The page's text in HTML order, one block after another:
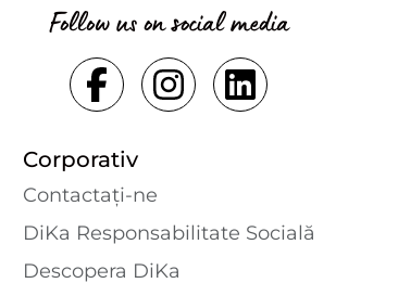
Follow us on social media
Corporativ
Contactaţi-ne
DiKa Responsabilitate Socială
Descopera DiKa